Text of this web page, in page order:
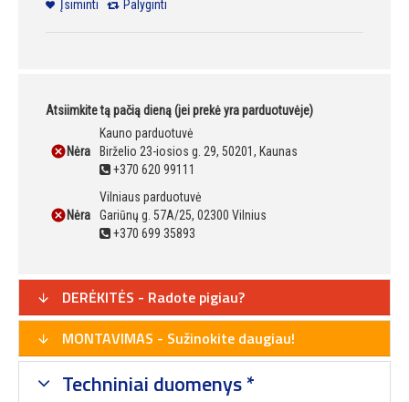
Įsiminti Palyginti
Atsiimkite tą pačią dieną (jei prekė yra parduotuvėje)
Nėra
Kauno parduotuvė
Birželio 23-iosios g. 29, 50201, Kaunas
+370 620 99111
Nėra
Vilniaus parduotuvė
Gariūnų g. 57A/25, 02300 Vilnius
+370 699 35893
DERĖKITĖS - Radote pigiau?
MONTAVIMAS - Sužinokite daugiau!
Techniniai duomenys *